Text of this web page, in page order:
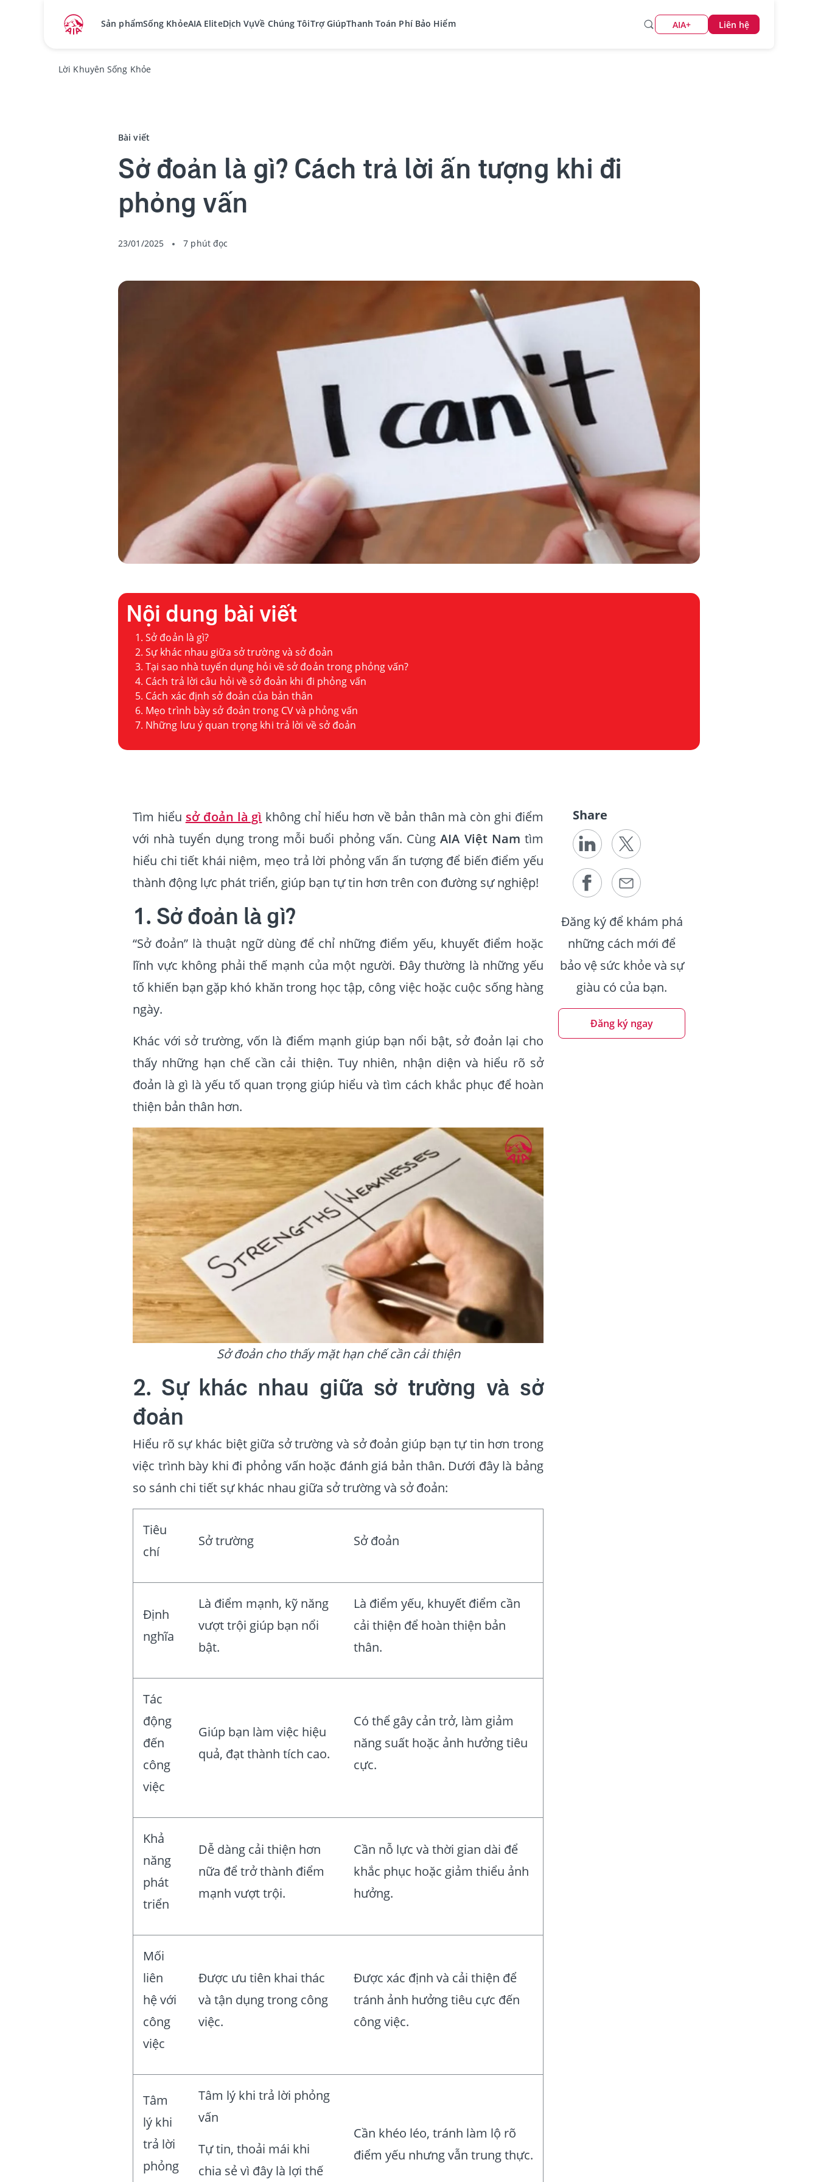
Sản phẩmSống KhỏeAIA EliteDịch VụVề Chúng TôiTrợ GiúpThanh Toán Phí Bảo Hiểm AIA+ Liên hệ
Lời Khuyên Sống Khỏe
Bài viết
Sở đoản là gì? Cách trả lời ấn tượng khi đi
phỏng vấn
23/01/2025 7 phút đọc
Nội dung bài viết
Sở đoản là gì?
Sự khác nhau giữa sở trường và sở đoản
Tại sao nhà tuyển dụng hỏi về sở đoản trong phỏng vấn?
Cách trả lời câu hỏi về sở đoản khi đi phỏng vấn
Cách xác định sở đoản của bản thân
Mẹo trình bày sở đoản trong CV và phỏng vấn
Những lưu ý quan trọng khi trả lời về sở đoản
Tìm hiểu sở đoản là gì không chỉ hiểu hơn về bản thân mà còn ghi điểm
với nhà tuyển dụng trong mỗi buổi phỏng vấn. CùngAIA Việt Nam tìm
hiểu chi tiết khái niệm, mẹo trả lời phỏng vấn ấn tượng để biến điểm yếu
thành động lực phát triển, giúp bạn tự tin hơn trên con đường sự nghiệp!
1. Sở đoản là gì?
“Sở đoản” là thuật ngữ dùng để chỉ những điểm yếu, khuyết điểm hoặc
lĩnh vực không phải thế mạnh của một người. Đây thường là những yếu
tố khiến bạn gặp khó khăn trong học tập, công việc hoặc cuộc sống hàng
ngày.
Khác với sở trường, vốn là điểm mạnh giúp bạn nổi bật, sở đoản lại cho
thấy những hạn chế cần cải thiện. Tuy nhiên, nhận diện và hiểu rõ sở
đoản là gì là yếu tố quan trọng giúp hiểu và tìm cách khắc phục để hoàn
thiện bản thân hơn.
Sở đoản cho thấy mặt hạn chế cần cải thiện
2. Sự khác nhau giữa sở trường và sở
đoản
Hiểu rõ sự khác biệt giữa sở trường và sở đoản giúp bạn tự tin hơn trong
việc trình bày khi đi phỏng vấn hoặc đánh giá bản thân. Dưới đây là bảng
so sánh chi tiết sự khác nhau giữa sở trường và sở đoản:
Tiêu
chí
Sở trường Sở đoản
Định
nghĩa
Là điểm mạnh, kỹ năng
vượt trội giúp bạn nổi
bật.
Là điểm yếu, khuyết điểm cần
cải thiện để hoàn thiện bản
thân.
Tác
động
đến
công
việc
Giúp bạn làm việc hiệu
quả, đạt thành tích cao.
Có thể gây cản trở, làm giảm
năng suất hoặc ảnh hưởng tiêu
cực.
Khả
năng
phát
triển
Dễ dàng cải thiện hơn
nữa để trở thành điểm
mạnh vượt trội.
Cần nỗ lực và thời gian dài để
khắc phục hoặc giảm thiểu ảnh
hưởng.
Mối
liên
hệ với
công
việc
Được ưu tiên khai thác
và tận dụng trong công
việc.
Được xác định và cải thiện để
tránh ảnh hưởng tiêu cực đến
công việc.
Tâm
lý khi
trả lời
phỏng
Tâm lý khi trả lời phỏng
vấn
Tự tin, thoải mái khi
chia sẻ vì đây là lợi thế
Cần khéo léo, tránh làm lộ rõ
điểm yếu nhưng vẫn trung thực.
Share
Đăng ký để khám phá
những cách mới để
bảo vệ sức khỏe và sự
giàu có của bạn.
Đăng ký ngay